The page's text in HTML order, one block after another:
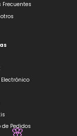
Frecuentes
Pedidos